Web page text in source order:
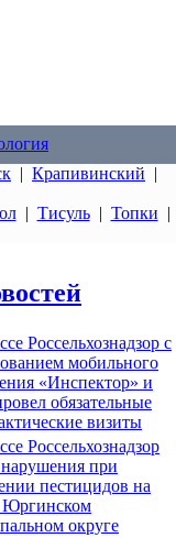
| Крапивинский |
| Тисуль| Топки |
Россельхознадзор с
мобильного
«Инспектор» и
обязательные
визиты
Россельхознадзор
при
пестицидов на
Юргинском
округе